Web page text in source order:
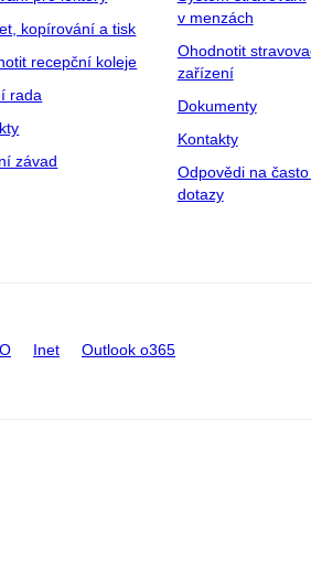
kopírování a tisk
recepční koleje
rada
závad
v menzách
Ohodnotit
zařízení
Dokumenty
Kontakty
Odpovědi na
dotazy
Inet Outlook o365